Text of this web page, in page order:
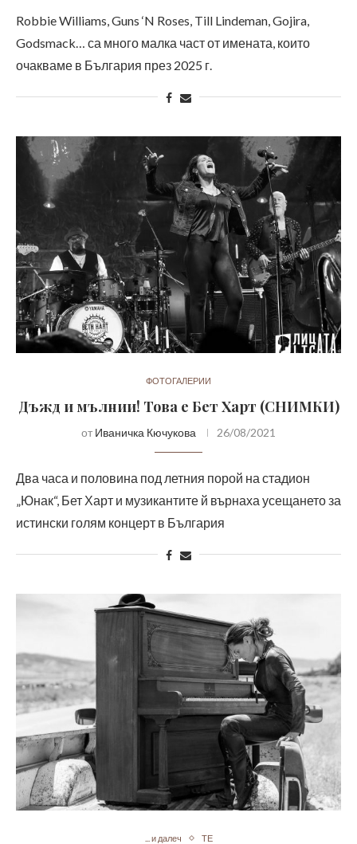
Robbie Williams, Guns ‘N Roses, Till Lindeman, Gojira,
Godsmack… са много малка част от имената, които
очакваме в България през 2025 г.
ФОТОГАЛЕРИИ
Дъжд и мълнии! Това е Бет Харт (СНИМКИ)
от Иваничка Кючукова 26/08/2021
Два часа и половина под летния порой на стадион
„Юнак“, Бет Харт и музикантите й върнаха усещането за
истински голям концерт в България
... и далеч ТЕ